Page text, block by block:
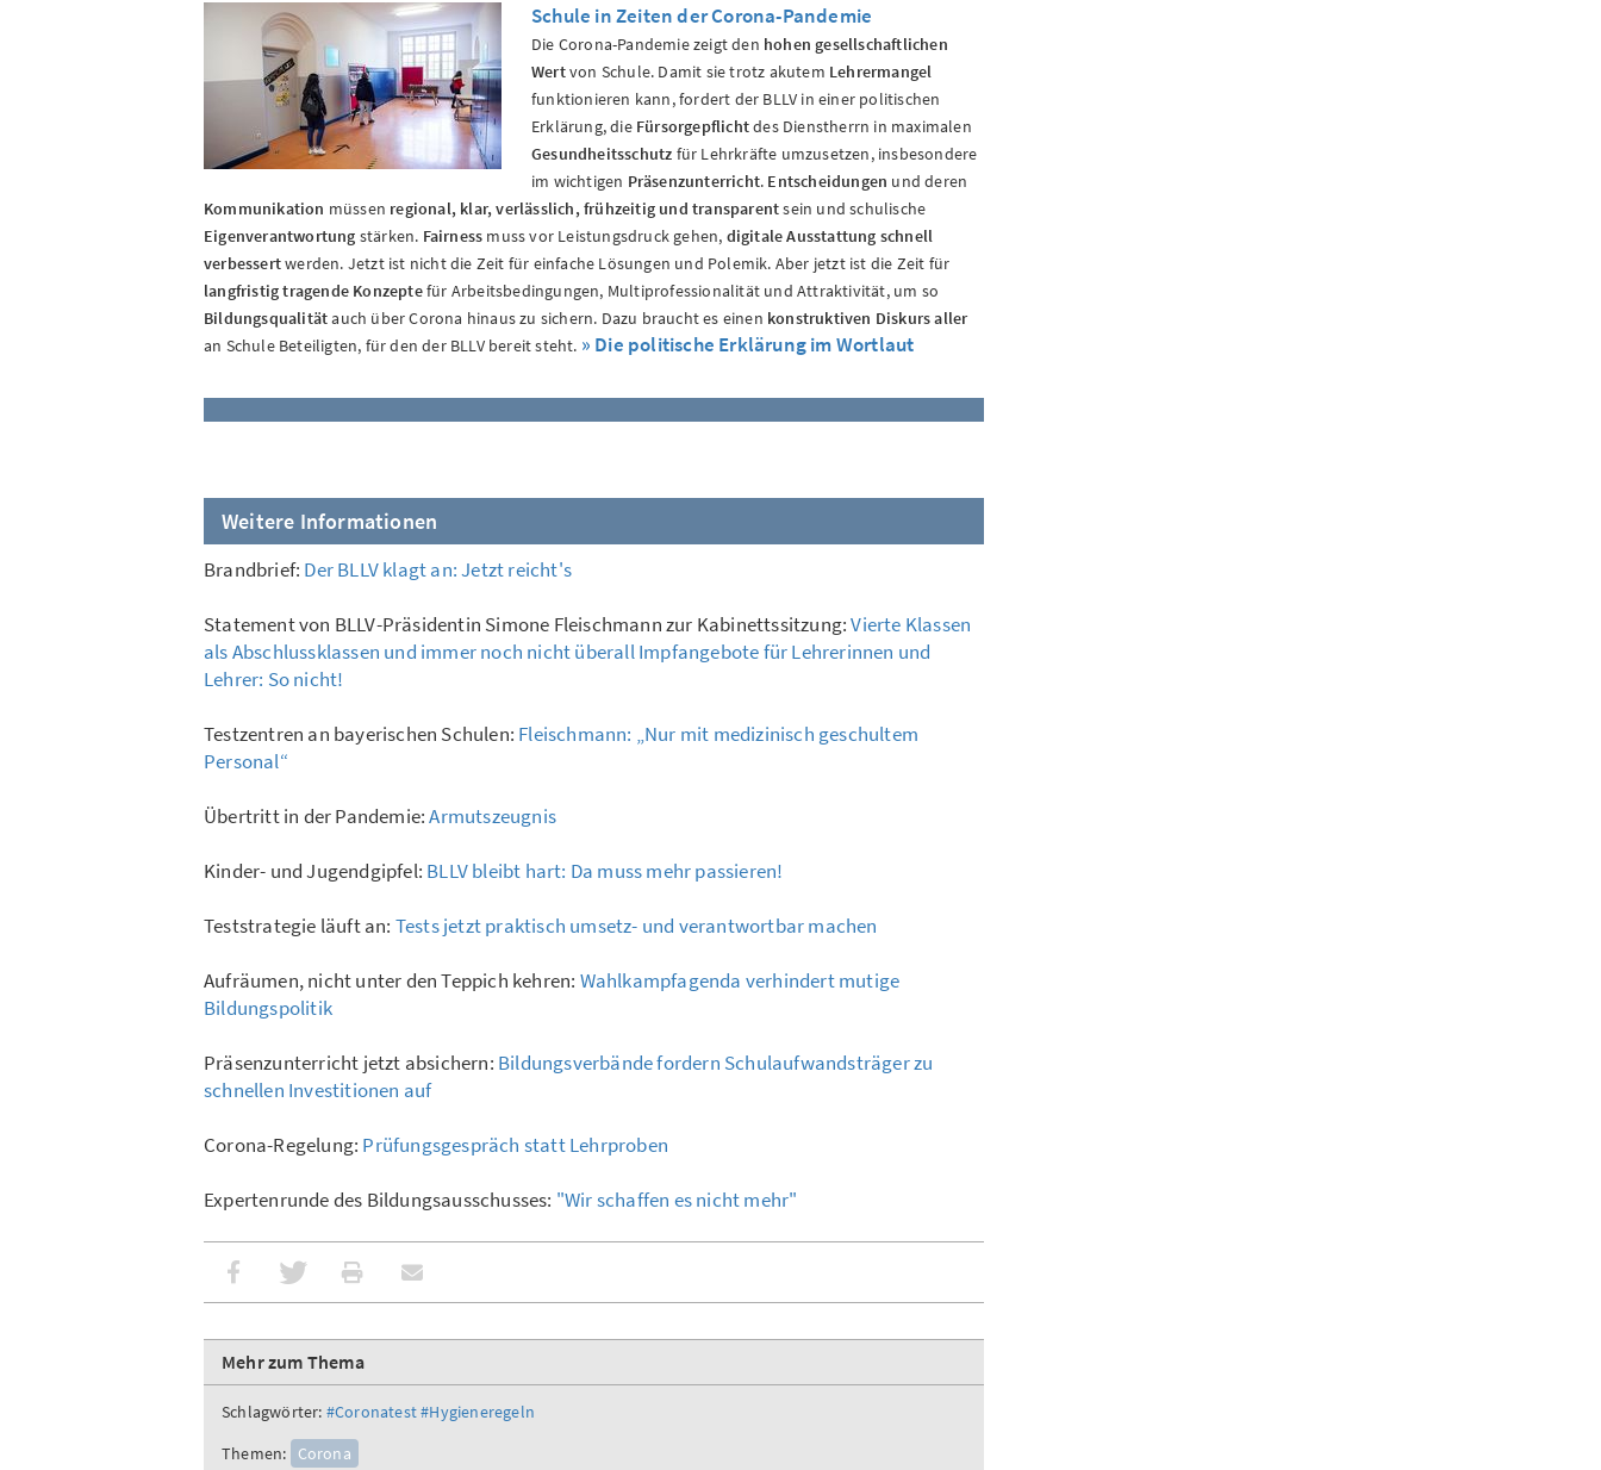
Schule in Zeiten der Corona-Pandemie
Die Corona-Pandemie zeigt den hohen gesellschaftlichen
Wertvon Schule. Damit sie trotz akutem Lehrermangel
funktionieren kann, fordert der BLLV in einer politischen
Erklärung, die Fürsorgepflichtdes Dienstherrn in maximalen
Gesundheitsschutz für Lehrkräfte umzusetzen, insbesondere
im wichtigen Präsenzunterricht. Entscheidungen und deren
Kommunikation müssen regional, klar, verlässlich, frühzeitig und transparentsein und schulische
Eigenverantwortung stärken. Fairness muss vor Leistungsdruck gehen, digitale Ausstattung schnell
verbessertwerden. Jetzt ist nicht die Zeit für einfache Lösungen und Polemik. Aber jetzt ist die Zeit für
langfristig tragende Konzeptefür Arbeitsbedingungen, Multiprofessionalität und Attraktivität, um so
Bildungsqualitätauch über Corona hinaus zu sichern. Dazu braucht es einen konstruktiven Diskurs aller
an Schule Beteiligten, für den der BLLV bereit steht. » Die politische Erklärung im Wortlaut
Weitere Informationen
Brandbrief: Der BLLV klagt an: Jetzt reicht's
Statement von BLLV-Präsidentin Simone Fleischmann zur Kabinettssitzung:Vierte Klassen
als Abschlussklassen und immer noch nicht überall Impfangebote für Lehrerinnen und
Lehrer: So nicht!
Testzentren an bayerischen Schulen: Fleischmann: „Nur mit medizinisch geschultem
Personal“
Übertritt in der Pandemie:Armutszeugnis
Kinder- und Jugendgipfel: BLLV bleibt hart: Da muss mehr passieren!
Teststrategie läuft an: Tests jetzt praktisch umsetz- und verantwortbar machen
Aufräumen, nicht unter den Teppich kehren: Wahlkampfagenda verhindert mutige
Bildungspolitik
Präsenzunterricht jetzt absichern: Bildungsverbände fordern Schulaufwandsträger zu
schnellen Investitionen auf
Corona-Regelung: Prüfungsgespräch statt Lehrproben
Expertenrunde des Bildungsausschusses: "Wir schaffen es nicht mehr"
Mehr zum Thema
Schlagwörter: #Coronatest#Hygieneregeln
Themen:
Corona